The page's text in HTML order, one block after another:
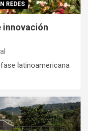
REDES
innovación
latinoamericana